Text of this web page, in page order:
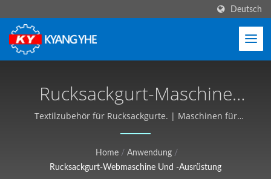
Deutsch
Rucksackgurt-Maschine
Und Produktionslösungen
| Industrielle
Textilausrüstung,
Textilzubehör für Rucksackgurte. | Maschinen für
schmale Gewebe und Etiketten, globaler Service -
Home / Anwendung /
Rucksackgurt-Webmaschine Und -Ausrüstung